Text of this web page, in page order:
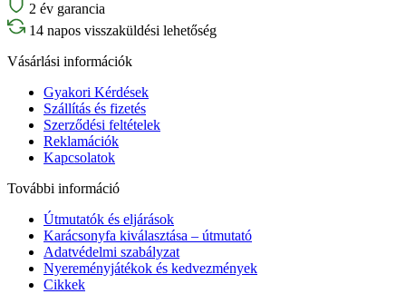
2 év garancia
14 napos visszaküldési lehetőség
Vásárlási információk
Gyakori Kérdések
Szállítás és fizetés
Szerződési feltételek
Reklamációk
Kapcsolatok
További információ
Útmutatók és eljárások
Karácsonyfa kiválasztása – útmutató
Adatvédelmi szabályzat
Nyereményjátékok és kedvezmények
Cikkek